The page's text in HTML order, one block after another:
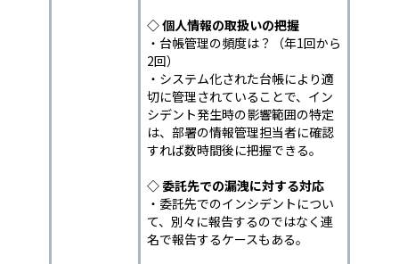
◇ 個人情報の取扱いの把握
・台帳管理の頻度は？（年1回から
2回）
・システム化された台帳により適
切に管理されていることで、イン
シデント発生時の影響範囲の特定
は、部署の情報管理担当者に確認
すれば数時間後に把握できる。
◇ 委託先での漏洩に対する対応
・委託先でのインシデントについ
て、別々に報告するのではなく連
名で報告するケースもある。